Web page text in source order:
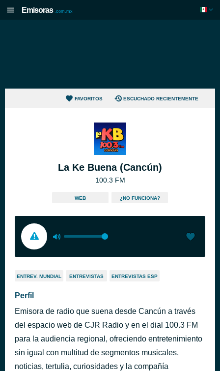
Emisoras .com.mx
FAVORITOS ESCUCHADO RECIENTEMENTE
La Ke Buena (Cancún)
100.3 FM
WEB ¿NO FUNCIONA?
ENTREV. MUNDIAL ENTREVISTAS ENTREVISTAS ESP
Perfil
Emisora de radio que suena desde Cancún a través
del espacio web de CJR Radio y en el dial 100.3 FM
para la audiencia regional, ofreciendo entretenimiento
sin igual con multitud de segmentos musicales,
noticias, tertulia, curiosidades y la compañía